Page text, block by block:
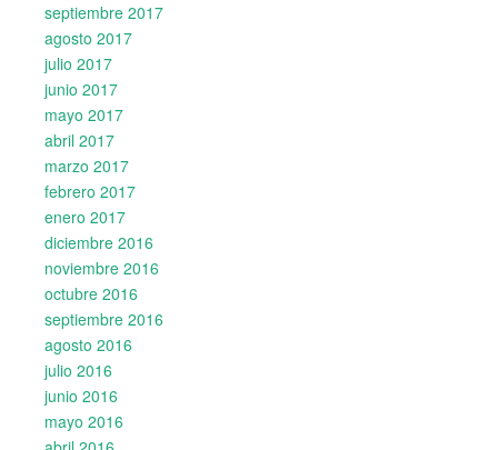
septiembre 2017
agosto 2017
julio 2017
junio 2017
mayo 2017
abril 2017
marzo 2017
febrero 2017
enero 2017
diciembre 2016
noviembre 2016
octubre 2016
septiembre 2016
agosto 2016
julio 2016
junio 2016
mayo 2016